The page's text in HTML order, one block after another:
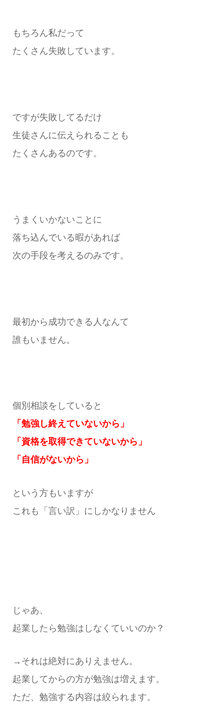
もちろん私だって
たくさん失敗しています。
ですが失敗してるだけ
生徒さんに伝えられることも
たくさんあるのです。
うまくいかないことに
落ち込んでいる暇があれば
次の手段を考えるのみです。
最初から成功できる人なんて
誰もいません。
個別相談をしていると
「勉強し終えていないから」
「資格を取得できていないから」
「自信がないから」
という方もいますが
これも「言い訳」にしかなりません
じゃあ、
起業したら勉強はしなくていいのか？
→それは絶対にありえません。
起業してからの方が勉強は増えます。
ただ、勉強する内容は絞られます。